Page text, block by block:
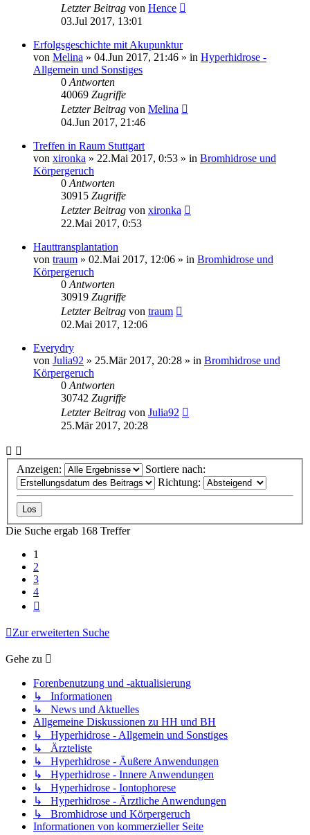
Letzter Beitrag von Hence
03.Jul 2017, 13:01
Erfolgsgeschichte mit Akupunktur
von Melina » 04.Jun 2017, 21:46 » in Hyperhidrose -
Allgemein und Sonstiges
0 Antworten
40069 Zugriffe
Letzter Beitrag von Melina
04.Jun 2017, 21:46
Treffen in Raum Stuttgart
von xironka » 22.Mai 2017, 0:53 » in Bromhidrose und
Körpergeruch
0 Antworten
30915 Zugriffe
Letzter Beitrag von xironka
22.Mai 2017, 0:53
Hauttransplantation
von traum » 02.Mai 2017, 12:06 » in Bromhidrose und
Körpergeruch
0 Antworten
30919 Zugriffe
Letzter Beitrag von traum
02.Mai 2017, 12:06
Everydry
von Julia92 » 25.Mär 2017, 20:28 » in Bromhidrose und
Körpergeruch
0 Antworten
30742 Zugriffe
Letzter Beitrag von Julia92
25.Mär 2017, 20:28
Anzeigen:
Sortiere nach:
Richtung:
Die Suche ergab 168 Treffer
1
2
3
4
Zur erweiterten Suche
Gehe zu
Forenbenutzung und -aktualisierung
↳ Informationen
↳ News und Aktuelles
Allgemeine Diskussionen zu HH und BH
↳ Hyperhidrose - Allgemein und Sonstiges
↳ Ärzteliste
↳ Hyperhidrose - Äußere Anwendungen
↳ Hyperhidrose - Innere Anwendungen
↳ Hyperhidrose - Iontophorese
↳ Hyperhidrose - Ärztliche Anwendungen
↳ Bromhidrose und Körpergeruch
Informationen von kommerzieller Seite